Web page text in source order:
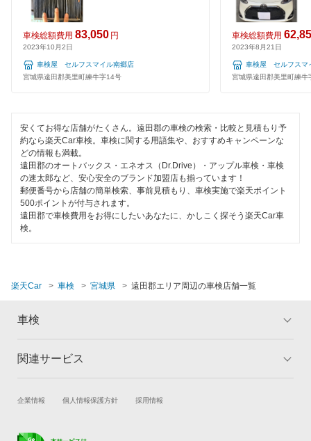
登米市
名取市
東松島市
本吉郡
亘理郡
車検総額費用 83,050 円
2023年10月2日
車検屋 セルフスマイル南郷店
宮城県遠田郡美里町練牛字14号
車検総額費用
2023年8月21日
車検屋 セルフスマ
宮城県遠田郡美里町練牛
安くてお得な店舗がたくさん。遠田郡の車検の検索・比較と見積もり予
約なら楽天Car車検。車検に関する用語集や、おすすめキャンペーンな
どの情報も満載。
遠田郡のオートバックス・エネオス（Dr.Drive）・アップル車検・車検
の速太郎など、安心安全のブランド加盟店も揃っています！
郵便番号から店舗の簡単検索、事前見積もり、車検実施で楽天ポイント
500ポイントが付与されます。
遠田郡で車検費用をお得にしたいあなたに、かしこく探そう楽天Car車
検。
楽天Car 車検 宮城県 遠田郡エリア周辺の車検店舗一覧
車検
トップ
車検の基礎知識 キャンペーン一覧
関連サービス
試乗・商談 新車購入
企業情報 個人情報保護方針 採用情報